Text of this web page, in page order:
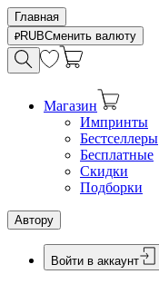
Главная
RUBСменить валюту
Магазин
Импринты
Бестселлеры
Бесплатные
Скидки
Подборки
Автору
Войти в аккаунт